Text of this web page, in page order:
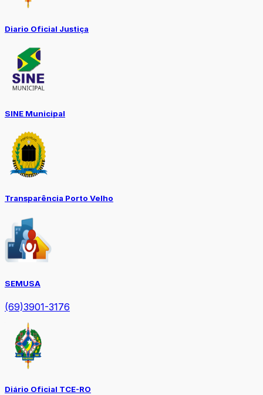
Diario Oficial Justiça
SINE Municipal
Transparência Porto Velho
SEMUSA
(69)3901-3176
Diário Oficial TCE-RO